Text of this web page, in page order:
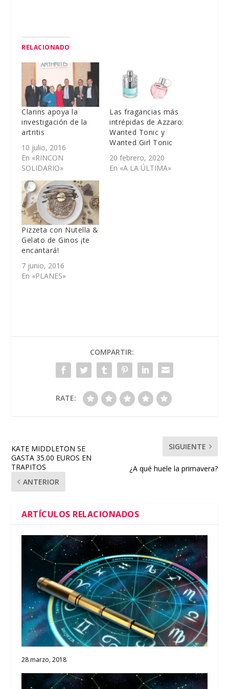
RELACIONADO
Clarins apoya la
investigación de la
artritis
10 julio, 2016
En «RINCON
SOLIDARIO»
Las fragancias más
intrépidas de Azzaro:
Wanted Tonic y
Wanted Girl Tonic
20 febrero, 2020
En «A LA ÚLTIMA»
Pizzeta con Nutella &
Gelato de Ginos ¡te
encantará!
7 junio, 2016
En «PLANES»
COMPARTIR:
RATE:
KATE MIDDLETON SE
GASTA 35.00 EUROS EN
TRAPITOS
ANTERIOR
SIGUIENTE
¿A qué huele la primavera?
ARTÍCULOS RELACIONADOS
28 marzo, 2018